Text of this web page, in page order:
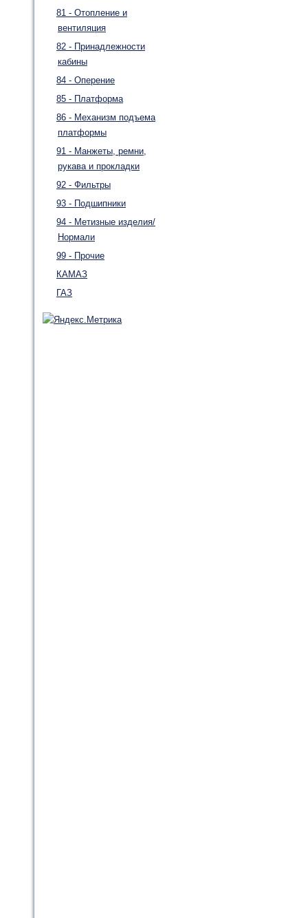
81 - Отопление и
вентиляция
82 - Принадлежности
кабины
84 - Оперение
85 - Платформа
86 - Механизм подъема
платформы
91 - Манжеты, ремни,
рукава и прокладки
92 - Фильтры
93 - Подшипники
94 - Метизные изделия/
Нормали
99 - Прочие
КАМАЗ
ГАЗ